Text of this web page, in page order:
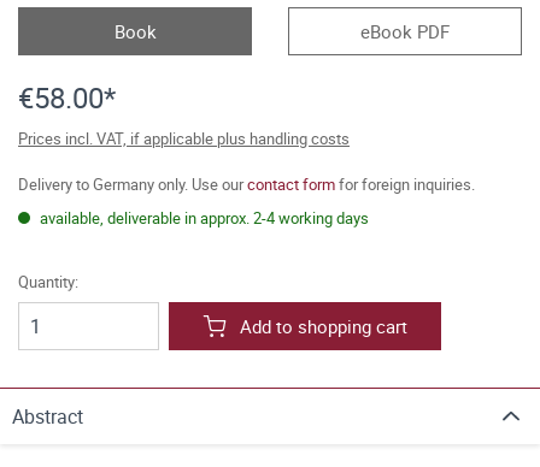
Book eBook PDF
€58.00*
Prices incl. VAT, if applicable plus handling costs
Delivery to Germany only. Use ourcontact formfor foreign inquiries.
available, deliverable in approx. 2-4 working days
Quantity:
Add to shopping cart
Abstract